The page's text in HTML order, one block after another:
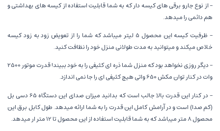
- از نوع جارو برقی های کیسه دار که به شما قابلیت استفاده از کیسه های بهداشتی و
هم دائمی را میدهد.
- ظرفیت کیسه این محصول 5 لیتر میباشد که شما را از تعویض زود به زود کیسه
خلاص میکند و میتوانید به مدت طولانی منزل خود را نظافت کنید.
- دیگر روزی نخواهد بود که منزل شما ذره ای کثیفی را به خود ببیند! قدرت موتور 2500
وات در کنار توان مکش 650 واتی هیچ کثیفی ای را جا نمی اندازد.
- در کنار این قدرت بالا جالب است که بدانید میزان صدای این دستگاه 65 دسی بل
(کم صدا) است و در آرامش کامل این قدرت را به شما ارائه میدهد. طول کابل برق این
محصول 8 متر میباشد که به شما قابلیت استفاده از این محصول تا 12 متر ار میدهد.